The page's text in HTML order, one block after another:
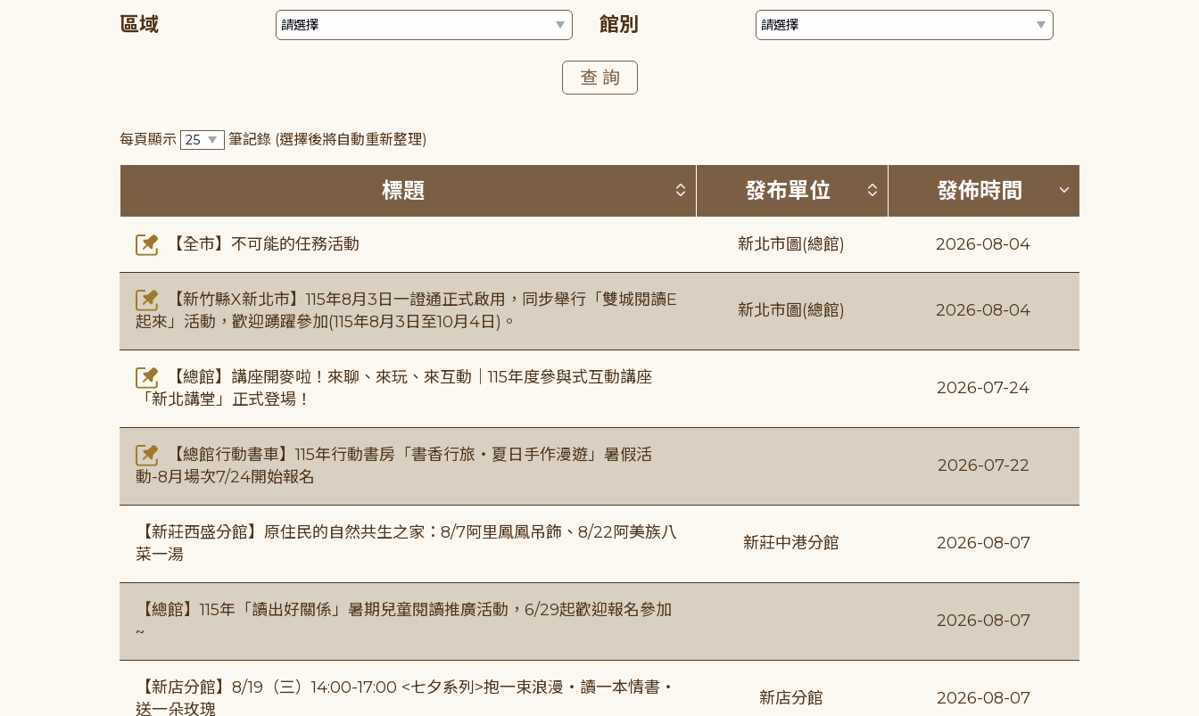
區域 館別
每頁顯示 筆記錄 (選擇後將自動重新整理)
標題 按標題排序 (升降冪)
發布單位 按發布單位排序 (升降冪)
發佈時間 按發佈時間
【全市】不可能的任務活動 新北市圖(總館) 2026-08-04
【新竹縣X新北市】115年8月3日一證通正式啟用，同步舉行「雙城閱讀E
起來」活動，歡迎踴躍參加(115年8月3日至10月4日)。
新北市圖(總館) 2026-08-04
【總館】講座開麥啦！來聊、來玩、來互動｜115年度參與式互動講座
「新北講堂」正式登場！
2026-07-24
【總館行動書車】115年行動書房「書香行旅・夏日手作漫遊」暑假活
動-8月場次7/24開始報名
2026-07-22
【新莊西盛分館】原住民的自然共生之家：8/7阿里鳳鳳吊飾、8/22阿美族八
菜一湯
新莊中港分館 2026-08-07
【總館】115年「讀出好關係」暑期兒童閱讀推廣活動，6/29起歡迎報名參加
~
2026-08-07
【新店分館】8/19（三）14:00-17:00 <七夕系列>抱一束浪漫・讀一本情書・
送一朵玫瑰
新店分館 2026-08-07